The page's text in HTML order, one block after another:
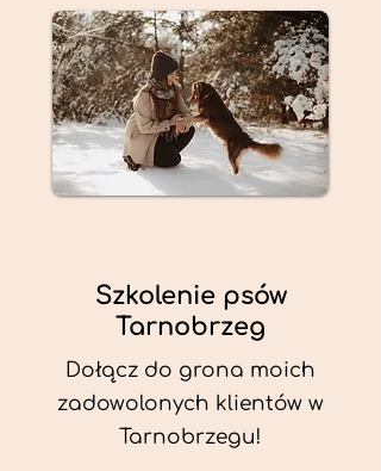
Szkolenie psów
Tarnobrzeg
Dołącz do grona moich
zadowolonych klientów w
Tarnobrzegu!